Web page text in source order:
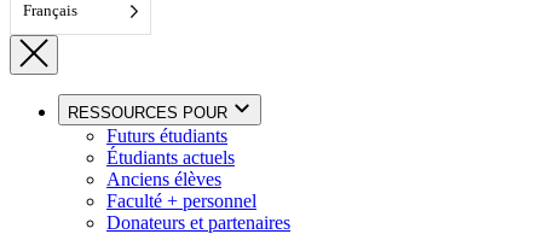
Français
RESSOURCES POUR
Futurs étudiants
Étudiants actuels
Anciens élèves
Faculté + personnel
Donateurs et partenaires